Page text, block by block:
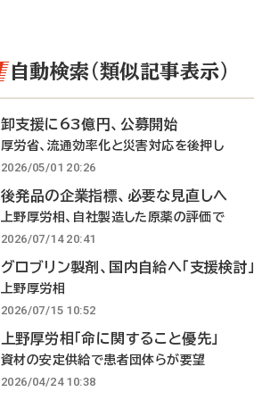
自動検索（類似記事表示）
卸支援に63億円、公募開始
厚労省、流通効率化と災害対応を後押し
2026/05/01 20:26
後発品の企業指標、必要な見直しへ
上野厚労相、自社製造した原薬の評価で
2026/07/14 20:41
グロブリン製剤、国内自給へ「支援検討」
上野厚労相
2026/07/15 10:52
上野厚労相「命に関すること優先」
資材の安定供給で患者団体らが要望
2026/04/24 10:38